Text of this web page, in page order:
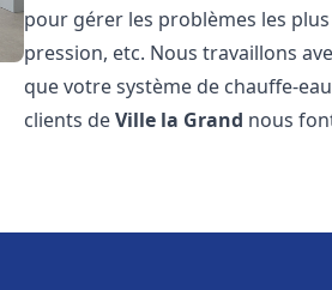
pour gérer les problèmes les
pression, etc. Nous travaillons
que votre système de chauffe-
clients deVille la Grand nous